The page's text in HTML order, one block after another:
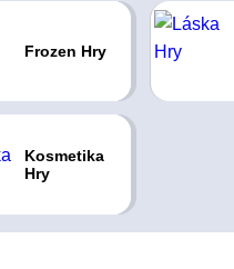
Frozen Hry
Kosmetika
Hry